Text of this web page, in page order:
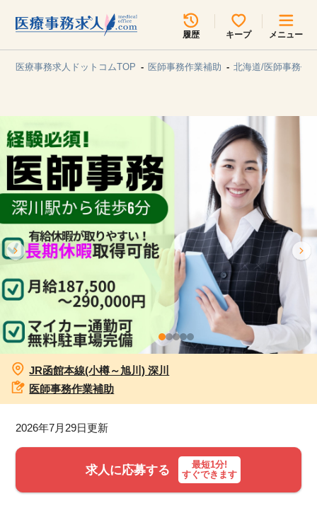
履歴 キープ メニュー
無料転職サポート お問い合わせ
見学会・イベント情報
よくあるご質問
お知らせ
医療事務求人ドットコムとは
就職サポート
人材をお探しの医療機関・企業様
医療事務求人ドットコムTOP 医師事務作業補助 北海道/医師事務作
JR函館本線(小樽～旭川) 深川
医師事務作業補助
2026年7月29日更新
求人に応募する
最短1分!
すぐできます
所在地のエリアを選択してください
各支店担当よりご連絡させていただきます。
関東
東海 北海道・東北
甲信越・北陸 中国・四国
九州・沖縄